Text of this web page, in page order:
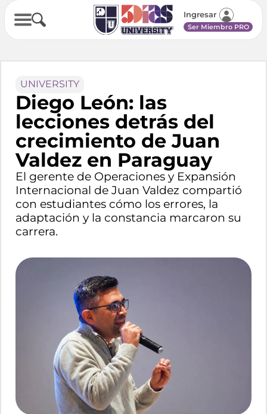
Ser Miembro PRO
Ingresar
UNIVERSITY
Diego León: las
lecciones detrás del
crecimiento de Juan
Valdez en Paraguay
El gerente de Operaciones y Expansión
Internacional de Juan Valdez compartió
con estudiantes cómo los errores, la
adaptación y la constancia marcaron su
carrera.